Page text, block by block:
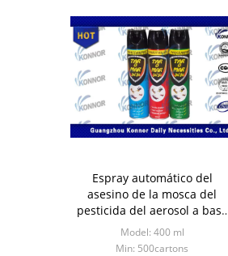
Espray automático del
asesino de la mosca del
pesticida del aerosol a base
de agua para el cuarto de
baño y el armario
Model: 400 ml
Min: 500cartons